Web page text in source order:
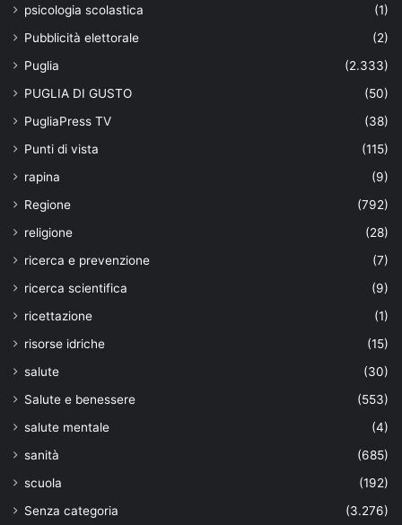
psicologia scolastica
(1)
Pubblicità elettorale
(2)
Puglia
(2.333)
PUGLIA DI GUSTO
(50)
PugliaPress TV
(38)
Punti di vista
(115)
rapina
(9)
Regione
(792)
religione
(28)
ricerca e prevenzione
(7)
ricerca scientifica
(9)
ricettazione
(1)
risorse idriche
(15)
salute
(30)
Salute e benessere
(553)
salute mentale
(4)
sanità
(685)
scuola
(192)
Senza categoria
(3.276)